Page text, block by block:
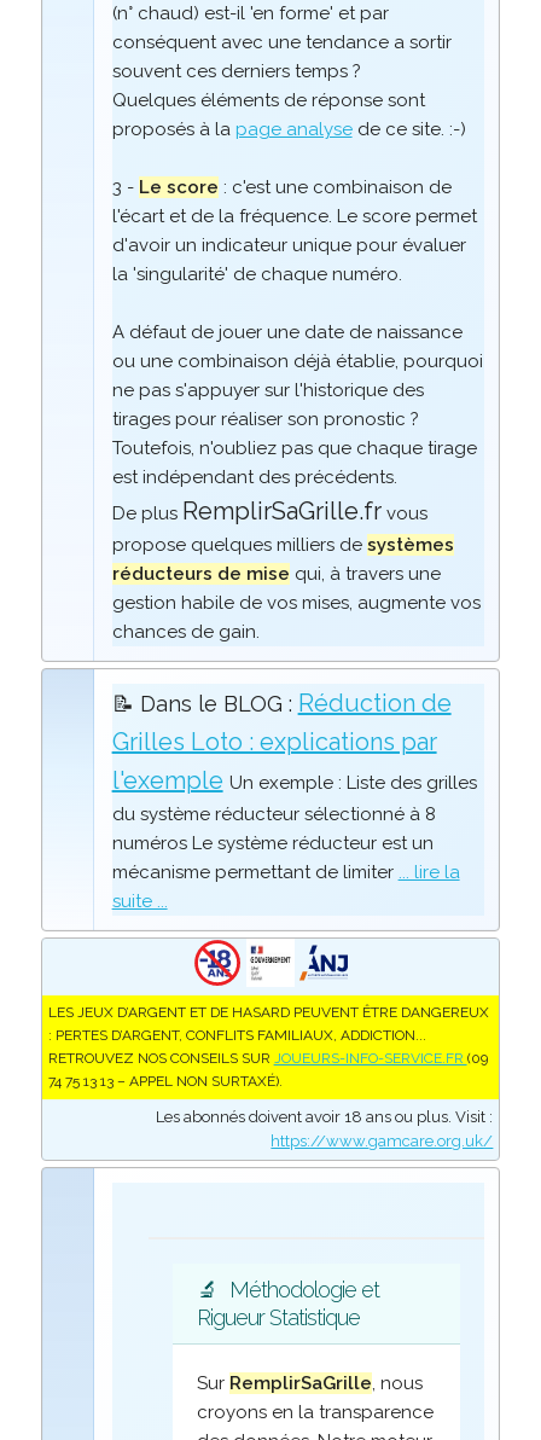
(n° chaud) est-il 'en forme' et par
conséquent avec une tendance a sortir
souvent ces derniers temps ?
Quelques éléments de réponse sont
proposés à la page analysede ce site. :-)
3 - Le score : c'est une combinaison de
l'écart et de la fréquence. Le score permet
d'avoir un indicateur unique pour évaluer
la 'singularité' de chaque numéro.
A défaut de jouer une date de naissance
ou une combinaison déjà établie, pourquoi
ne pas s'appuyer sur l'historique des
tirages pour réaliser son pronostic ?
Toutefois, n'oubliez pas que chaque tirage
est indépendant des précédents.
De plus RemplirSaGrille.frvous
propose quelques milliers de systèmes
réducteurs de mise qui, à travers une
gestion habile de vos mises, augmente vos
chances de gain.
📝 Dans le BLOG : Réduction de
Grilles Loto : explications par
l'exemple Un exemple : Liste des grilles
du système réducteur sélectionné à 8
numéros Le système réducteur est un
mécanisme permettant de limiter ... lire la
suite ...
LES JEUX D’ARGENT ET DE HASARD PEUVENT ÊTRE DANGEREUX
: PERTES D’ARGENT, CONFLITS FAMILIAUX, ADDICTION...
RETROUVEZ NOS CONSEILS SUR JOUEURS-INFO-SERVICE.FR (09
74 75 13 13 – APPEL NON SURTAXÉ).
Les abonnés doivent avoir 18 ans ou plus. Visit :
https://www.gamcare.org.uk/
🔬
Méthodologie et
Rigueur Statistique
Sur RemplirSaGrille, nous
croyons en la transparence